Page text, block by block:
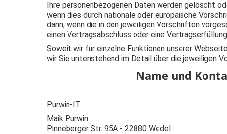
Ihre personenbezogenen Daten werden gelöscht
wenn dies durch nationale oder europäische
dann, wenn die in den jeweiligen Vorschriften
einen Vertragsabschluss oder eine
Soweit wir für einzelne Funktionen unserer
wir Sie untenstehend im Detail über die jeweiligen
Name und
Purwin-IT
Maik Purwin
Pinneberger Str. 95A - 22880 Wedel